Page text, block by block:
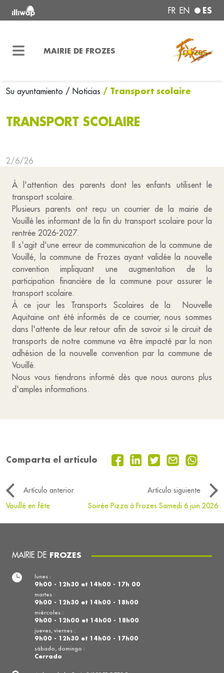
FR EN ES
MAIRIE DE FROZES
Su ayuntamiento / Noticias / Transport scolaire
TRANSPORT SCOLAIRE
2/6/26
À l'attention des parents dont les enfants utilisent le
transport scolaire.
Plusieurs parents ont reçu un courrier de la mairie de
Vouillé les informant de la fin du transport scolaire pour la
rentrée 2026-2027.
Il s'agit d'une erreur de communication de la commune de
Vouillé, la commune de Frozes ayant validée la nouvelle
convention impliquant une augmentation de la
participation financière de la commune pour assurer le
transport scolaire.
À ce jour les Transports Scolaires de la Nouvelle
Aquitaine ont été informés de ce courrier, nous sommes
dans l'attente de leur retour afin de savoir si le circuit de
transports de notre commune va être impacté par la non
adhésion de la nouvelle convention par la commune de
Vouillé.
Nous vous tiendrons informé dès que nous aurons plus
d'amples informations.
Comparta el artículo
Artículo anterior
Artículo siguiente
Vouillé en fête
Soirée Pizza à Frozes Samedi 6 juin 2026
MAIRIE DE FROZES
lunes :
9h00 - 12h30 et 14h00 - 17h 00
martes :
9h00 - 12h30 et 14h00 - 18h00
miércoles :
9h00 - 12h00 et 14h00 - 18h00
jueves, viernes :
9h00 - 12h30 et 14h00 - 17h00
sábado, domingo :
Cerrado